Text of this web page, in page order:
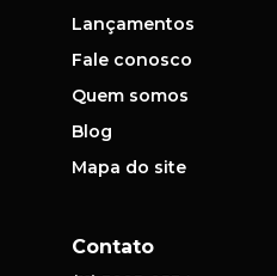
Lançamentos
Fale conosco
Quem somos
Blog
Mapa do site
Contato